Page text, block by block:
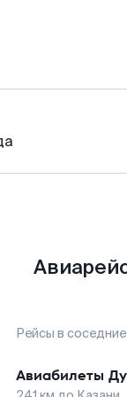
Рейсы в
Авиабилеты